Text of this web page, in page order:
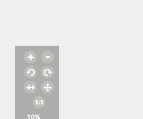
10%